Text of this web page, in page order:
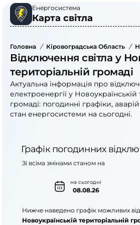
Енергосистема
Карта світла
Головна / Кіровоградська Область /
Відключення світла у
територіальній громаді
Актуальна інформація про
електроенергії у Новоукраїнській
громаді: погодинні графіки,
стан енергосистеми на сьогодні.
Графік погодинних
на сьогодні
08.08.26
Зі всіма змінами станом на
Нижче наведено графік можливих
Новоукраїнській територіальній